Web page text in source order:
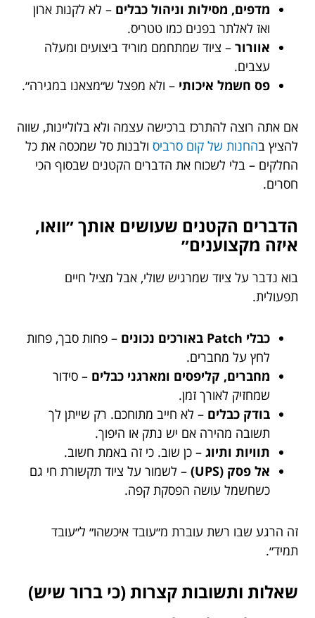
מדפים, מסילות וניהול כבלים – לא לקנות ארון
ואז לאלתר בפנים כמו טטריס.
אוורור – ציוד שמתחמם מוריד ביצועים ומעלה
עצבים.
פס חשמל איכותי – ולא מפצל ש״מצאנו במגירה״.
אם אתה רוצה להתרכז ברכישה עצמה ולא בלוליינות, שווה
להציץ בהחנות של קום סרביס ולבנות סל שמכסה את כל
החלקים – בלי לשכוח את הדברים הקטנים שבסוף הכי
חסרים.
הדברים הקטנים שעושים אותך ״וואו,
איזה מקצוענים״
בוא נדבר על ציוד שמרגיש שולי, אבל מציל חיים
תפעולית.
כבלי Patch באורכים נכונים
– פחות סבך, פחות
לחץ על מחברים.
מחברים, קליפסים ומארגני כבלים – סידור
שמחזיק לאורך זמן.
בודק כבלים – לא חייב מתוחכם. רק שייתן לך
תשובה מהירה אם יש נתק או היפוך.
תוויות ותיוג – כן שוב. כי זה באמת חשוב.
אל פסק (UPS)
– לשמור על ציוד תקשורת חי גם
כשחשמל עושה הפסקת קפה.
זה הרגע שבו רשת עוברת מ״עובד איכשהו״ ל״עובד
תמיד״.
שאלות ותשובות קצרות (כי ברור שיש)